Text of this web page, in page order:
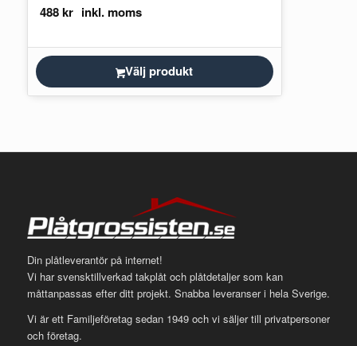
hängränna. Denna omvikningskupa ingår
488kr
Välj produkt
Din plåtleverantör på internet!
Vi har svensktillverkad takplåt och plåtdetaljer som kan
måttanpassas efter ditt projekt. Snabba leveranser i hela Sverige.
Vi är ett Familjeföretag sedan 1949 och vi säljer till privatpersoner
och företag.